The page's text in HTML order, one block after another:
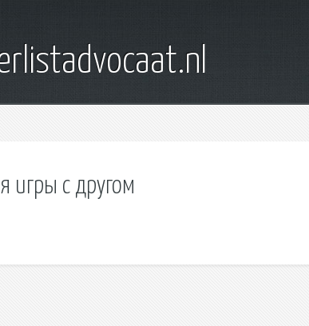
игры с другом